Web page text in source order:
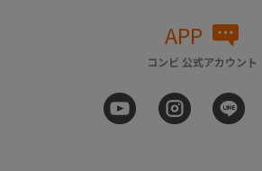
APP
コンビ 公式アカウント